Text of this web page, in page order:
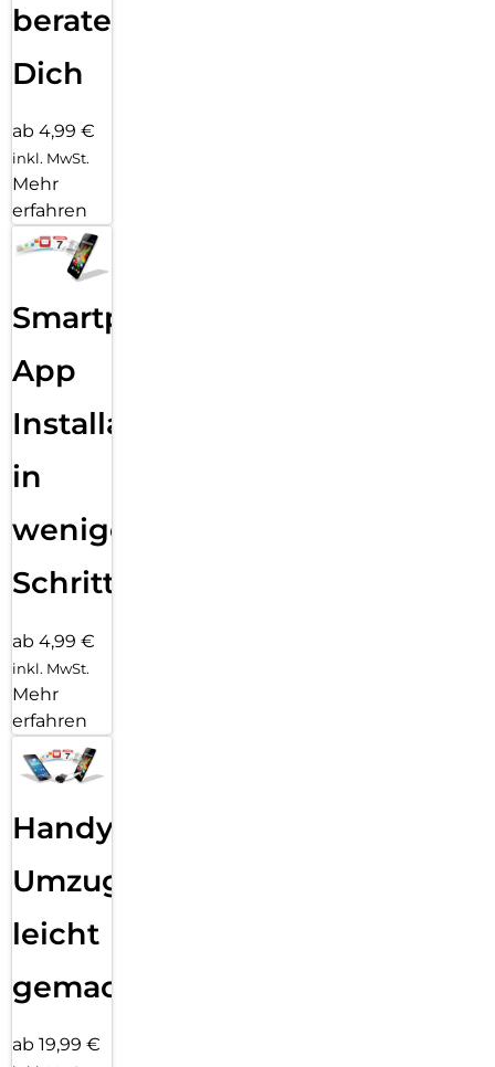
beraten
Dich
ab 4,99 €
inkl. MwSt.
Mehr
erfahren
Smartphone
App
Installation
in
wenigen
Schritten
ab 4,99 €
inkl. MwSt.
Mehr
erfahren
Handy
Umzug
leicht
gemacht!
ab 19,99 €